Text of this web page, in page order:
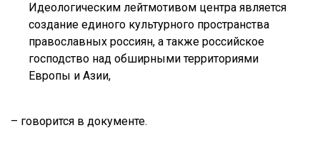
Идеологическим лейтмотивом центра является
создание единого культурного пространства
православных россиян, а также российское
господство над обширными территориями
Европы и Азии,
– говорится в документе.